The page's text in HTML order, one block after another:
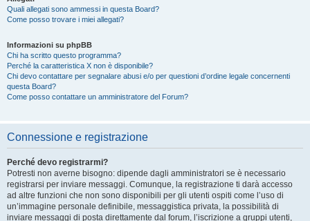
Quali allegati sono ammessi in questa Board?
Come posso trovare i miei allegati?
Informazioni su phpBB
Chi ha scritto questo programma?
Perché la caratteristica X non è disponibile?
Chi devo contattare per segnalare abusi e/o per questioni d’ordine legale concernenti
questa Board?
Come posso contattare un amministratore del Forum?
Connessione e registrazione
Perché devo registrarmi?
Potresti non averne bisogno: dipende dagli amministratori se è necessario
registrarsi per inviare messaggi. Comunque, la registrazione ti darà accesso
ad altre funzioni che non sono disponibili per gli utenti ospiti come l’uso di
un’immagine personale definibile, messaggistica privata, la possibilità di
inviare messaggi di posta direttamente dal forum, l’iscrizione a gruppi utenti,